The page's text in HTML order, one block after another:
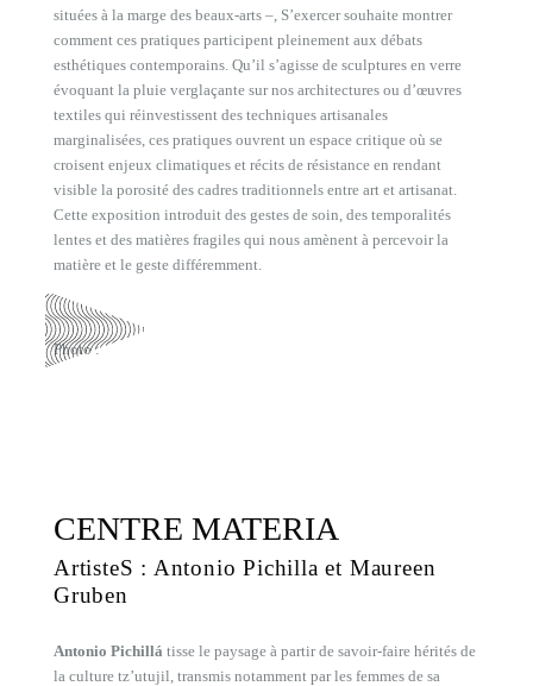
situées à la marge des beaux-arts –, S’exercer souhaite montrer
comment ces pratiques participent pleinement aux débats
esthétiques contemporains. Qu’il s’agisse de sculptures en verre
évoquant la pluie verglaçante sur nos architectures ou d’œuvres
textiles qui réinvestissent des techniques artisanales
marginalisées, ces pratiques ouvrent un espace critique où se
croisent enjeux climatiques et récits de résistance en rendant
visible la porosité des cadres traditionnels entre art et artisanat.
Cette exposition introduit des gestes de soin, des temporalités
lentes et des matières fragiles qui nous amènent à percevoir la
matière et le geste différemment.
Photo :
CENTRE MATERIA
ArtisteS : Antonio Pichilla et Maureen
Gruben
Antonio Pichillá tisse le paysage à partir de savoir-faire hérités de
la culture tz’utujil, transmis notamment par les femmes de sa